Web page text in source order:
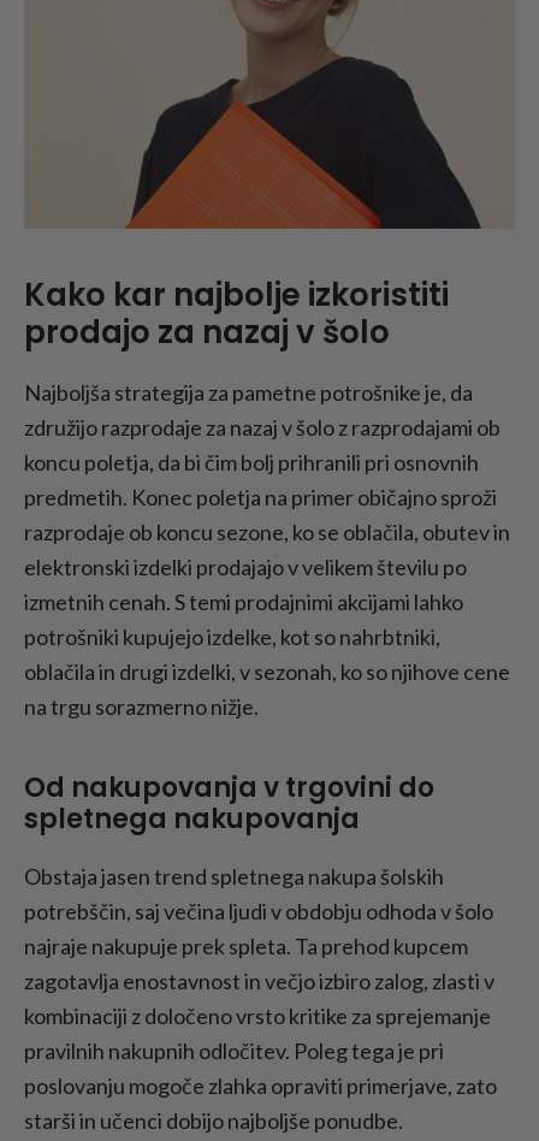
Kako kar najbolje izkoristiti
prodajo za nazaj v šolo
Najboljša strategija za pametne potrošnike je, da
združijo razprodaje za nazaj v šolo z razprodajami ob
koncu poletja, da bi čim bolj prihranili pri osnovnih
predmetih. Konec poletja na primer običajno sproži
razprodaje ob koncu sezone, ko se oblačila, obutev in
elektronski izdelki prodajajo v velikem številu po
izmetnih cenah. S temi prodajnimi akcijami lahko
potrošniki kupujejo izdelke, kot so nahrbtniki,
oblačila in drugi izdelki, v sezonah, ko so njihove cene
na trgu sorazmerno nižje.
Od nakupovanja v trgovini do
spletnega nakupovanja
Obstaja jasen trend spletnega nakupa šolskih
potrebščin, saj večina ljudi v obdobju odhoda v šolo
najraje nakupuje prek spleta. Ta prehod kupcem
zagotavlja enostavnost in večjo izbiro zalog, zlasti v
kombinaciji z določeno vrsto kritike za sprejemanje
pravilnih nakupnih odločitev. Poleg tega je pri
poslovanju mogoče zlahka opraviti primerjave, zato
starši in učenci dobijo najboljše ponudbe.